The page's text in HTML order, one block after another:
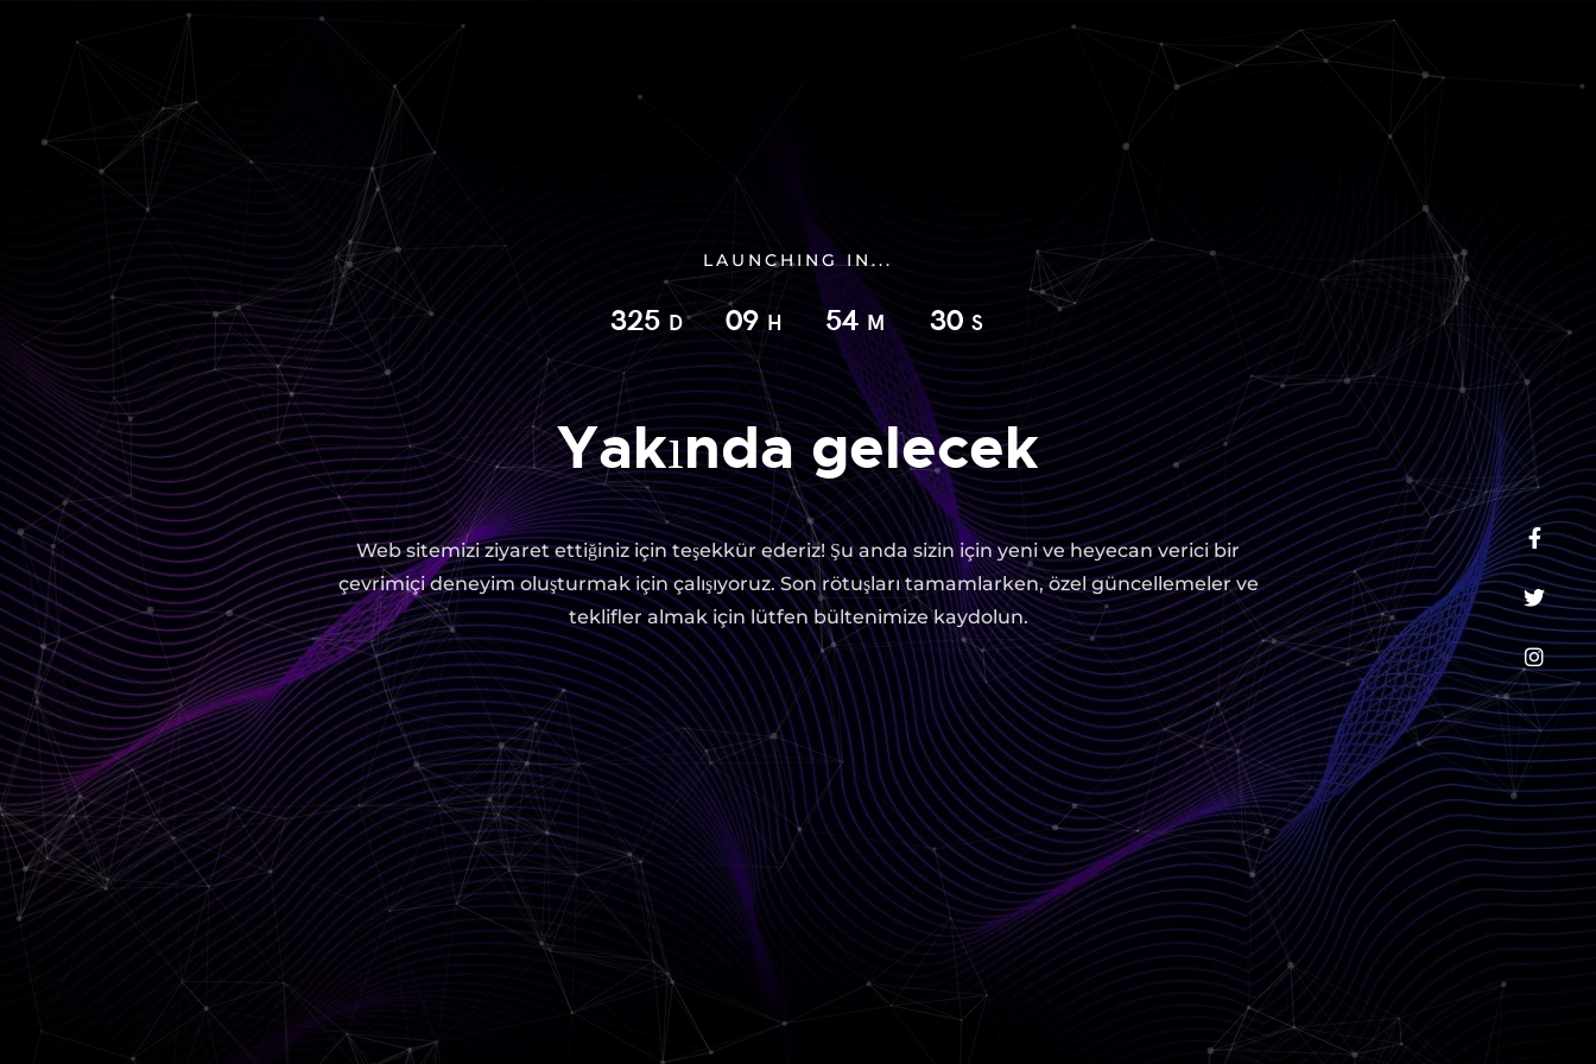
LAUNCHING IN...
325 D 09H 54 M 30 S
Yakında gelecek
Web sitemizi ziyaret ettiğiniz için teşekkür ederiz! Şu anda sizin için yeni ve heyecan verici bir
çevrimiçi deneyim oluşturmak için çalışıyoruz. Son rötuşları tamamlarken, özel güncellemeler ve
teklifler almak için lütfen bültenimize kaydolun.